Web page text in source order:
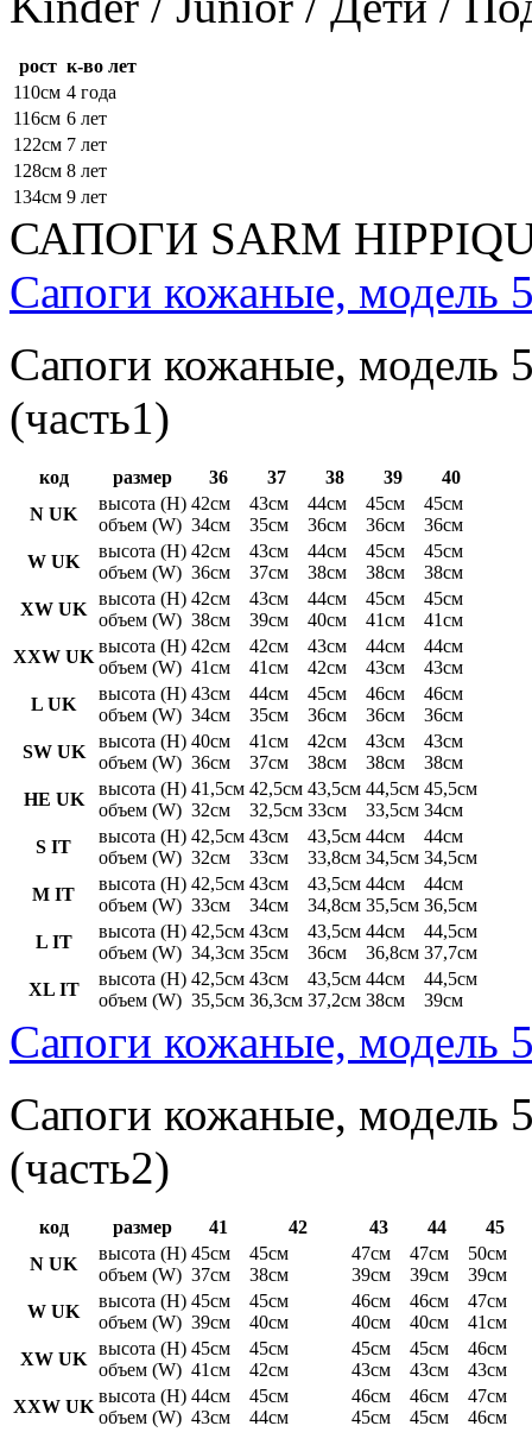
рост к-во лет
110см 4 года
116см 6 лет
122см 7 лет
128см 8 лет
134см 9 лет
САПОГИ SARM
Сапоги кожаные, модель
Сапоги кожаные, модель
(часть1)
код размер 36 37 38 39
40
N UK
высота (H)
объем (W)
42см
34см
43см
35см
44см
36см
45см
36см
45см
36см
W UK
высота (H)
объем (W)
42см
36см
43см
37см
44см
38см
45см
38см
45см
38см
XW UK
высота (H)
объем (W)
42см
38см
43см
39см
44см
40см
45см
41см
45см
41см
XXW UK
высота (H)
объем (W)
42см
41см
42см
41см
43см
42см
44см
43см
44см
43см
L UK
высота (H)
объем (W)
43см
34см
44см
35см
45см
36см
46см
36см
46см
36см
SW UK
высота (H)
объем (W)
40см
36см
41см
37см
42см
38см
43см
38см
43см
38см
HE UK
высота (H)
объем (W)
41,5см
32см
42,5см
32,5см
43,5см
33см
44,5см
33,5см
45,5см
34см
S IT
высота (H)
объем (W)
42,5см
32см
43см
33см
43,5см
33,8см
44см
34,5см
44см
34,5см
M IT
высота (H)
объем (W)
42,5см
33см
43см
34см
43,5см
34,8см
44см
35,5см
44см
36,5см
L IT
высота (H)
объем (W)
42,5см
34,3см
43см
35см
43,5см
36см
44см
36,8см
44,5см
37,7см
XL IT
высота (H)
объем (W)
42,5см
35,5см
43см
36,3см
43,5см
37,2см
44см
38см
44,5см
39см
Сапоги кожаные, модель
Сапоги кожаные, модель
(часть2)
код размер 41 42 43 44
45
N UK
высота (H)
объем (W)
45см
37см
45см
38см
47см
39см
47см
39см
50см
39см
W UK
высота (H)
объем (W)
45см
39см
45см
40см
46см
40см
46см
40см
47см
41см
XW UK
высота (H)
объем (W)
45см
41см
45см
42см
45см
43см
45см
43см
46см
43см
XXW UK
высота (H)
объем (W)
44см
43см
45см
44см
46см
45см
46см
45см
47см
46см